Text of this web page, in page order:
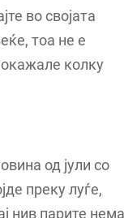
во својата
тоа не е
колку
од јули со
преку луѓе,
нив парите нема